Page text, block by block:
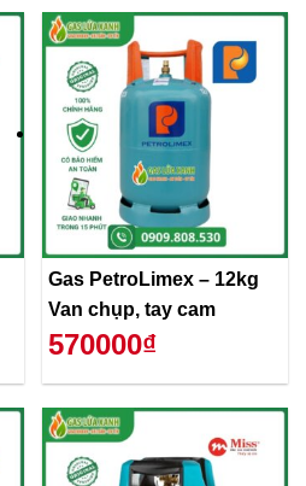
Gas PetroLimex – 12kg
Van chụp, tay cam
570000₫